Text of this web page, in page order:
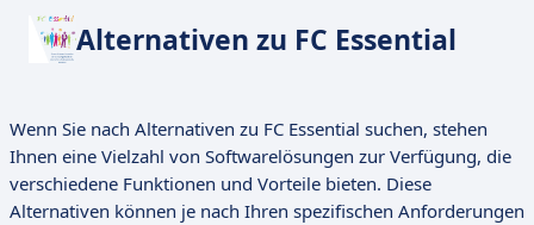
Alternativen zu FC Essential
Wenn Sie nach Alternativen zu FC Essential suchen, stehen
Ihnen eine Vielzahl von Softwarelösungen zur Verfügung, die
verschiedene Funktionen und Vorteile bieten. Diese
Alternativen können je nach Ihren spezifischen Anforderungen